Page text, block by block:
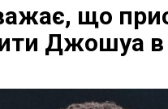
що
Джошуа